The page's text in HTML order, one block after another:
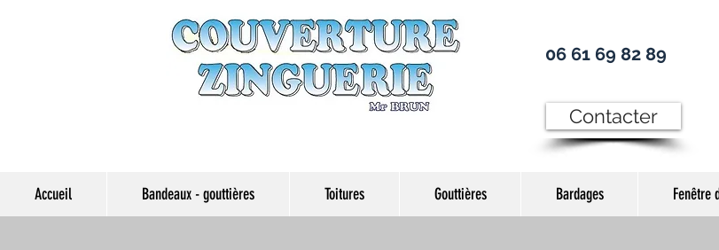
06 61 69 82 89
Contacter
Accueil Bandeaux - gouttières Toitures Gouttières Bardages Fenêtre